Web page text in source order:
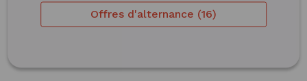
Offres d'alternance (16)